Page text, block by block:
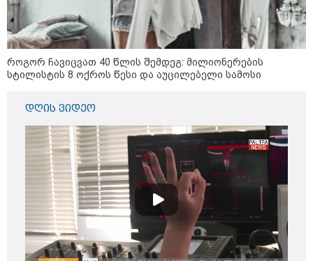
13:15 / 08-08-2026
უძველესი სენი და ეპიდემია: აშშ-ში
ერთდროულად კეთრს და ნაწლავურ
ინფექციას ებრძვიან - რა უნდა ვიცოდეთ
და რამდენად სახიფათოა
21:17 / 08-08-2026
აშშ-მა საქართველოში
დაფუძნებული კრიპტოკომპანია
დაასანქცირა
როგორ ჩავიცვათ 40 წლის შემდეგ: მილიონერების
სტილისტის 8 ოქროს წესი და აუცილებელი სამოსი
დღის ვიდეო